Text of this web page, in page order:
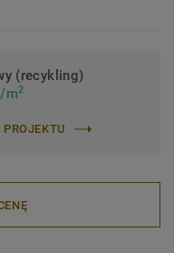
(recykling)
/m2